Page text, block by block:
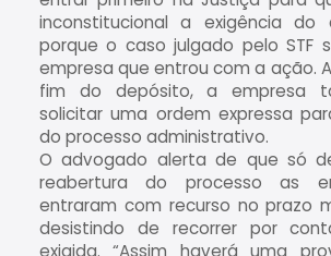
inconstitucional a exigência do
porque o caso julgado pelo STF
empresa que entrou com a ação.
fim do depósito, a empresa
solicitar uma ordem expressa
do processo administrativo.
O advogado alerta de que só
reabertura do processo as
entraram com recurso no prazo
desistindo de recorrer por